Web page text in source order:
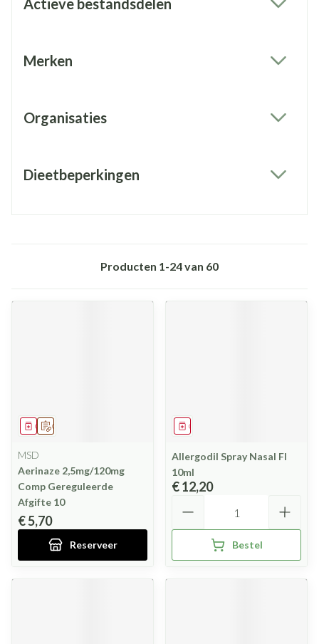
Actieve bestandsdelen
Merken
Organisaties
Dieetbeperkingen
Producten 1-24van 60
Op voorschrift
Geneesmiddel
MSD
Aerinaze 2,5mg/120mg
Comp Gereguleerde
Afgifte 10
€ 5,70
Reserveer
Geneesmiddel
Allergodil Spray Nasal Fl
10ml
€ 12,20
Bestel